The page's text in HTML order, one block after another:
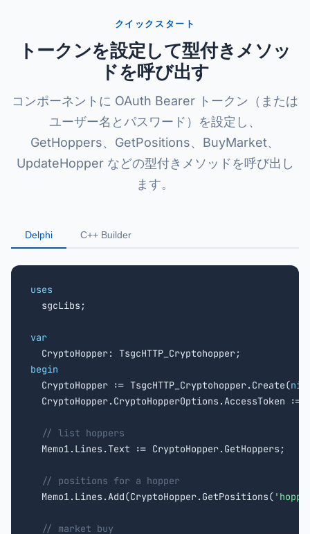
クイックスタート
トークンを設定して型付きメソッ
ドを呼び出す
コンポーネントに OAuth Bearer トークン（または
ユーザー名とパスワード）を設定し、
GetHoppers、GetPositions、BuyMarket、
UpdateHopper などの型付きメソッドを呼び出し
ます。
Delphi C++ Builder
uses
sgcLibs;
var
begin
CryptoHopper := TsgcHTTP_Cryptohopper.Create(nil
  CryptoHopper.CryptoHopperOptions.AccessToken :=
// list hoppers
  Memo1.Lines.Text := CryptoHopper.GetHoppers;
// positions for a hopper
  Memo1.Lines.Add(CryptoHopper.GetPositions(
// market buy